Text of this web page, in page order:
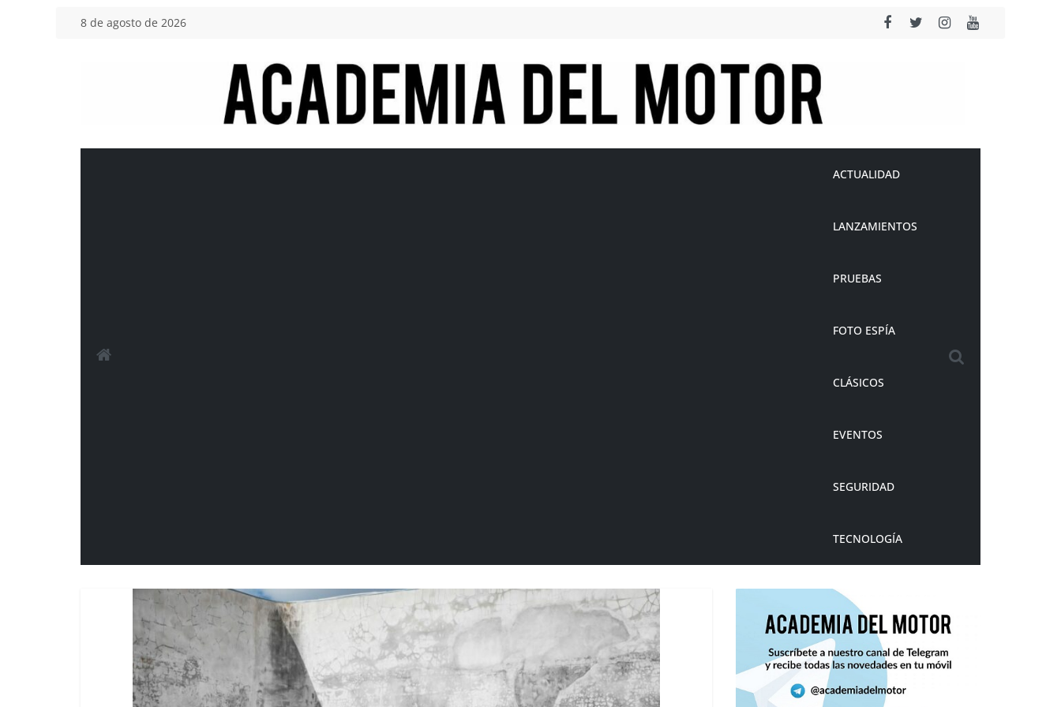
Saltar8 de agosto de 2026
Academia
del
ACTUALIDAD
LANZAMIENTOS
PRUEBAS
FOTO ESPÍA
CLÁSICOS
EVENTOS
SEGURIDAD
TECNOLOGÍA